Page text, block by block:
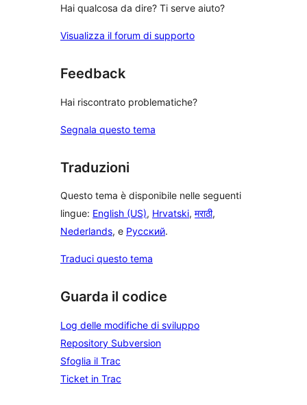
Hai qualcosa da dire? Ti serve aiuto?
Visualizza il forum di supporto
Feedback
Hai riscontrato problematiche?
Segnala questo tema
Traduzioni
Questo tema è disponibile nelle seguenti
lingue: English (US), Hrvatski, मराठी,
Nederlands, e Русский.
Traduci questo tema
Guarda il codice
Log delle modifiche di sviluppo
Repository Subversion
Sfoglia il Trac
Ticket in Trac